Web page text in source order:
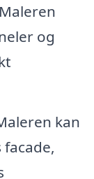
Maleren
og
kan